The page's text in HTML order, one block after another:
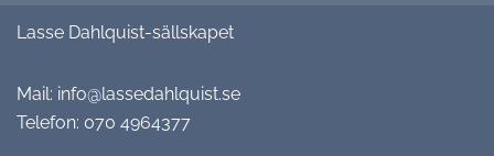
Lasse Dahlquist-sällskapet
Mail: info@lassedahlquist.se
Telefon: 070 4964377